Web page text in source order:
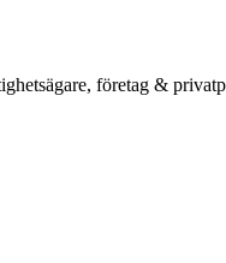
företag &